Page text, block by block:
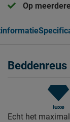
Op
Beddenreus
Echt het